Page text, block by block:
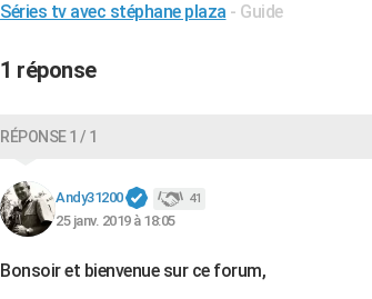
Séries tv avec stéphane plaza - Guide
1 réponse
RÉPONSE 1 / 1
Andy31200 41
25 janv. 2019 à 18:05
Bonsoir et bienvenue sur ce forum,